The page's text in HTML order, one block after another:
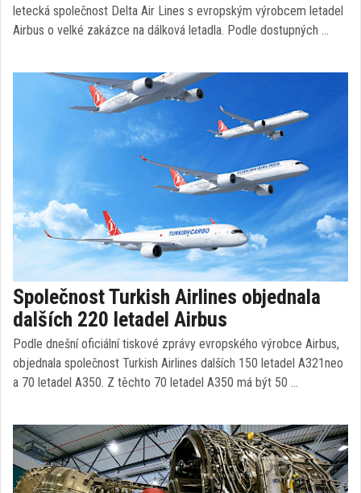
letecká společnost Delta Air Lines s evropským výrobcem letadel
Airbus o velké zakázce na dálková letadla. Podle dostupných …
Společnost Turkish Airlines objednala
dalších 220 letadel Airbus
Podle dnešní oficiální tiskové zprávy evropského výrobce Airbus,
objednala společnost Turkish Airlines dalších 150 letadel A321neo
a 70 letadel A350. Z těchto 70 letadel A350 má být 50 …